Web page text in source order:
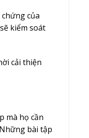
của
kiểm soát
cải thiện
mà họ cần
bài tập